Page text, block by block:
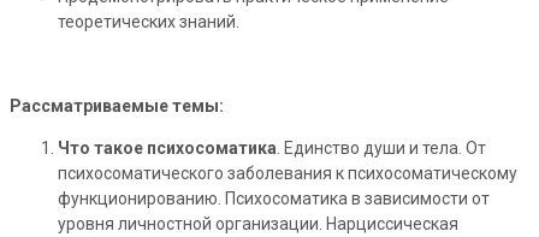
теоретических знаний.
Рассматриваемые темы:
Что такое психосоматика . Единство души и тела. От
психосоматического заболевания к психосоматическому
функционированию. Психосоматика в зависимости от
уровня личностной организации. Нарциссическая